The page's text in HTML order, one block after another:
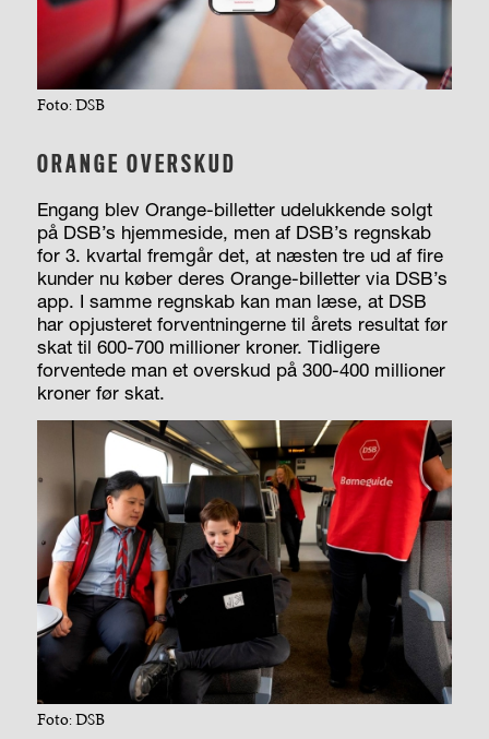
Foto: DSB
ORANGE OVERSKUD
Engang blev Orange-billetter udelukkende solgt
på DSB’s hjemmeside, men af DSB’s regnskab
for 3. kvartal fremgår det, at næsten tre ud af fire
kunder nu køber deres Orange-billetter via DSB’s
app. I samme regnskab kan man læse, at DSB
har opjusteret forventningerne til årets resultat før
skat til 600-700 millioner kroner. Tidligere
forventede man et overskud på 300-400 millioner
kroner før skat.
Foto: DSB